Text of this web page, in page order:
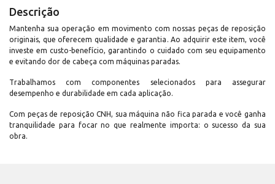
Descrição
Mantenha sua operação em movimento com nossas peças de reposição
originais, que oferecem qualidade e garantia. Ao adquirir este item, você
investe em custo-benefício, garantindo o cuidado com seu equipamento
e evitando dor de cabeça com máquinas paradas.
Trabalhamos com componentes selecionados para assegurar
desempenho e durabilidade em cada aplicação.
Com peças de reposição CNH, sua máquina não fica parada e você ganha
tranquilidade para focar no que realmente importa: o sucesso da sua
obra.